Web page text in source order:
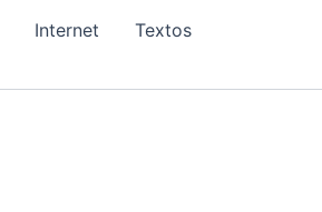
Internet
Textos